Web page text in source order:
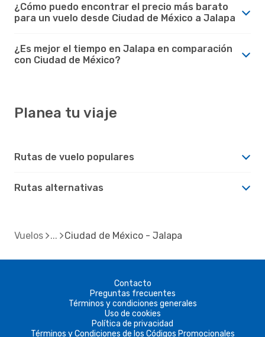
¿Cómo puedo encontrar el precio más barato
para un vuelo desde Ciudad de México a Jalapa
¿Es mejor el tiempo en Jalapa en comparación
con Ciudad de México?
Planea tu viaje
Rutas de vuelo populares
Rutas alternativas
Vuelos Ciudad de México - Jalapa
Contacto
Preguntas frecuentes
Términos y condiciones generales
Uso de cookies
Política de privacidad
Términos y Condiciones de los Códigos Promocionales